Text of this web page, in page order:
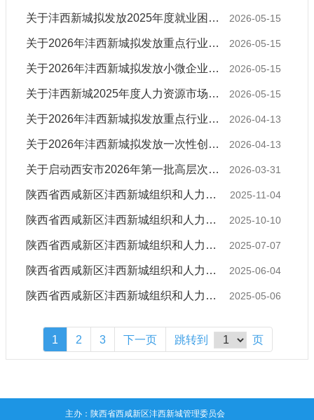
2026-05-15
关于沣西新城拟发放2025年度就业困难人员及高校毕业生社会保险补贴名单（第三批）的公示
2026-05-15
关于2026年沣西新城拟发放重点行业领域中小微企业吸纳重点群体就业社会保险补贴名单（第四批）的公示
2026-05-15
关于2026年沣西新城拟发放小微企业招用高校毕业生社会保险补贴名单（第四批）的公示
2026-05-15
关于沣西新城2025年度人力资源市场统计年报和经营性人力资源服务机构年度报告情况的通报
2026-04-13
关于2026年沣西新城拟发放重点行业领域中小微企业吸纳重点群体就业社会保险补贴名单（第三批）的公示
2026-04-13
关于2026年沣西新城拟发放一次性创业补贴人员名单（第一批）的公示
2026-03-31
​关于启动西安市2026年第一批高层次人才申请确认工作的通知
2025-11-04
陕西省西咸新区沣西新城组织和人力资源部关于2025年10月地区优秀人才、实用储备人才认定结果（沣西新城总第43批）的公示
2025-10-10
陕西省西咸新区沣西新城组织和人力资源部关于2025年9月地区优秀人才、实用储备人才认定结果（沣西新城总第42批）的公示
2025-07-07
陕西省西咸新区沣西新城组织和人力资源部关于2025年6月地区优秀人才、实用储备人才认定结果（沣西新城总第39批）的公示
2025-06-04
陕西省西咸新区沣西新城组织和人力资源部关于2025年5月地区优秀人才、实用储备人才认定结果（沣西新城总第38批）的公示
2025-05-06
陕西省西咸新区沣西新城组织和人力资源部关于2025年4月地区优秀人才、实用储备人才认定结果（沣西新城总第37批）的公示
1 2 3 下一页 跳转到 页
主办：陕西省西咸新区沣西新城管理委员会